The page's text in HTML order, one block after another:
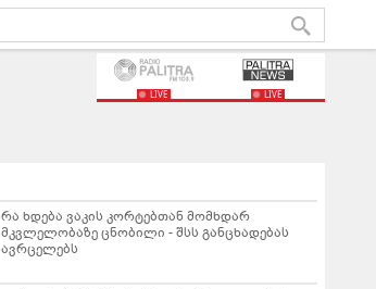
LIVE LIVE
რა ხდება ვაკის კორტებთან მომხდარ
მკვლელობაზე ცნობილი - შსს განცხადებას
ავრცელებს